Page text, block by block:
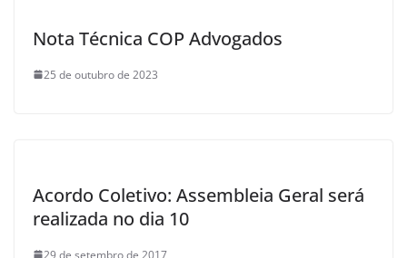
Nota Técnica COP Advogados
25 de outubro de 2023
Acordo Coletivo: Assembleia Geral será
realizada no dia 10
29 de setembro de 2017